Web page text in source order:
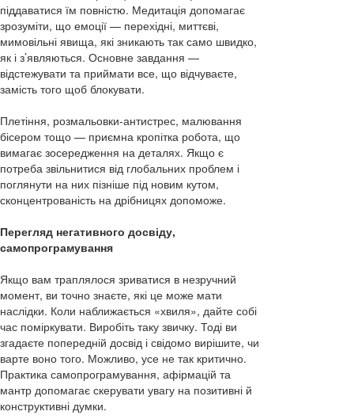
піддаватися їм повністю. Медитація допомагає
зрозуміти, що емоції — перехідні, миттєві,
мимовільні явища, які зникають так само швидко,
як і з’являються. Основне завдання —
відстежувати та приймати все, що відчуваєте,
замість того щоб блокувати.
Плетіння, розмальовки-антистрес, малювання
бісером тощо — приємна кропітка робота, що
вимагає зосередження на деталях. Якщо є
потреба звільнитися від глобальних проблем і
поглянути на них пізніше під новим кутом,
сконцентрованість на дрібницях допоможе.
Перегляд негативного досвіду,
самопрограмування
Якщо вам траплялося зриватися в незручний
момент, ви точно знаєте, які це може мати
наслідки. Коли наближається «хвиля», дайте собі
час поміркувати. Виробіть таку звичку. Тоді ви
згадаєте попередній досвід і свідомо вирішите, чи
варте воно того. Можливо, усе не так критично.
Практика самопрограмування, афірмацій та
мантр допомагає скерувати увагу на позитивні й
конструктивні думки.